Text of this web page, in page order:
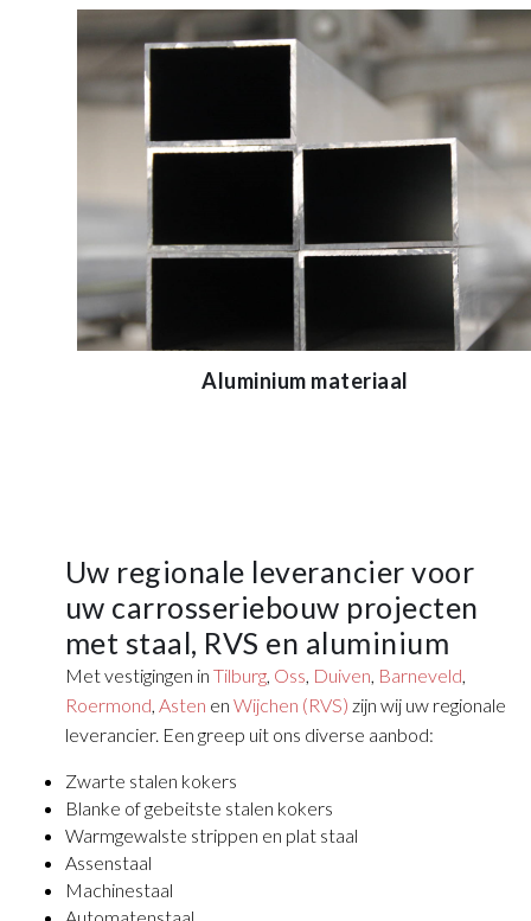
Aluminium materiaal
Uw regionale leverancier voor
uw carrosseriebouw projecten
met staal, RVS en aluminium
Met vestigingen in Tilburg, Oss, Duiven, Barneveld,
Roermond, Asten en Wijchen (RVS) zijn wij uw regionale
leverancier. Een greep uit ons diverse aanbod:
Zwarte stalen kokers
Blanke of gebeitste stalen kokers
Warmgewalste strippen en plat staal
Assenstaal
Machinestaal